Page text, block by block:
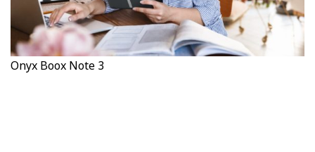
Onyx Boox Note 3